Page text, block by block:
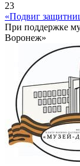
23
«Подвиг
При поддержке
Воронеж»